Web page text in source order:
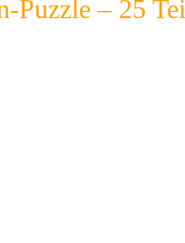
Puzzle – 25